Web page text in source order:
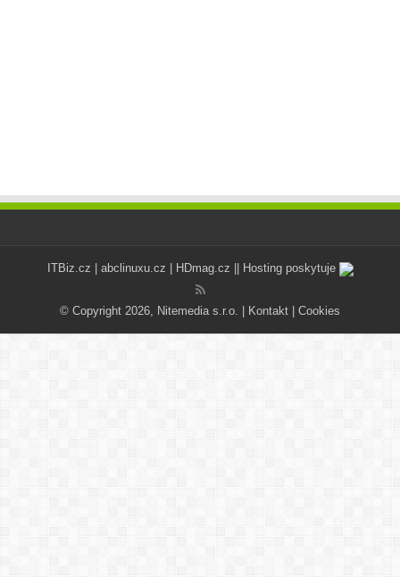
ITBiz.cz abclinuxu.cz HDmag.cz || Hosting poskytuje
© Copyright 2026, Nitemedia s.r.o. | Kontakt Cookies